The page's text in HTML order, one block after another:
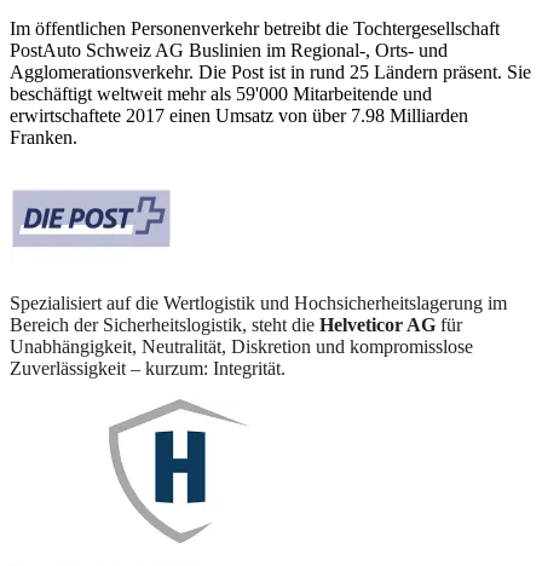
Im öffentlichen Personenverkehr betreibt die Tochtergesellschaft
PostAuto Schweiz AG Buslinien im Regional-, Orts- und
Agglomerationsverkehr. Die Post ist in rund 25 Ländern präsent. Sie
beschäftigt weltweit mehr als 59'000 Mitarbeitende und
erwirtschaftete 2017 einen Umsatz von über 7.98 Milliarden
Franken.
Spezialisiert auf die Wertlogistik und Hochsicherheitslagerung im
Bereich der Sicherheitslogistik, steht die Helveticor AG für
Unabhängigkeit, Neutralität, Diskretion und kompromisslose
Zuverlässigkeit – kurzum: Integrität.